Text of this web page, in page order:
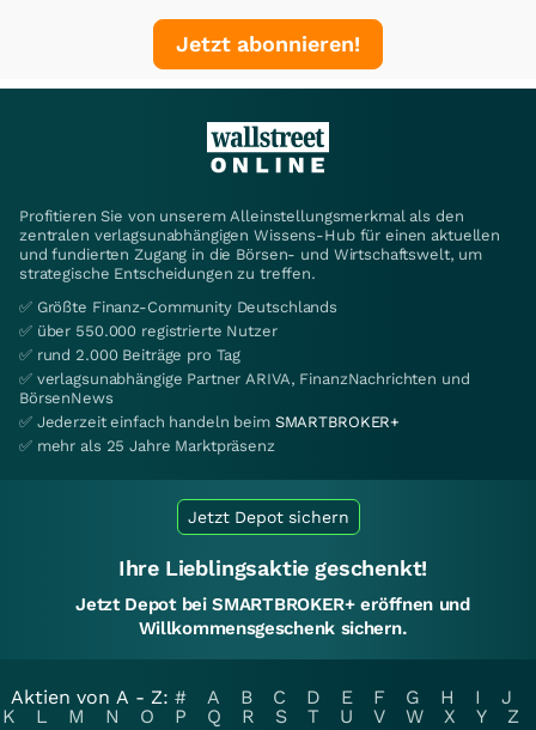
Jetzt abonnieren!
Profitieren Sie von unserem Alleinstellungsmerkmal als den
zentralen verlagsunabhängigen Wissens-Hub für einen aktuellen
und fundierten Zugang in die Börsen- und Wirtschaftswelt, um
strategische Entscheidungen zu treffen.
✅ Größte Finanz-Community Deutschlands
✅ über 550.000 registrierte Nutzer
✅ rund 2.000 Beiträge pro Tag
✅ verlagsunabhängige Partner ARIVA, FinanzNachrichten und
BörsenNews
✅ Jederzeit einfach handeln beim SMARTBROKER+
✅ mehr als 25 Jahre Marktpräsenz
Jetzt Depot sichern
Ihre Lieblingsaktie geschenkt!
Jetzt Depot bei SMARTBROKER+ eröffnen und
Willkommensgeschenk sichern.
Aktien von A - Z: # A B C D E F G H I
J
K
L M N O P Q R S T U V W X Y
Z